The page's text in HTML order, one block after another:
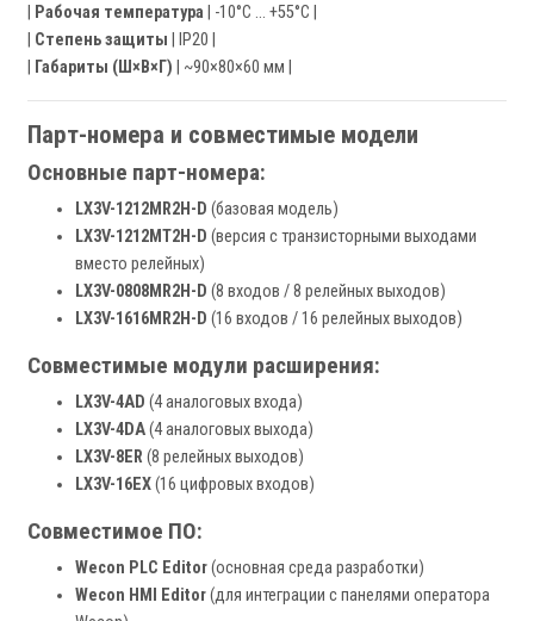
Рабочая температура | -10°C … +55°C |
Степень защиты | IP20 |
Габариты (Ш×В×Г) | ~90×80×60 мм |
Парт-номера и совместимые модели
Основные парт-номера:
LX3V-1212MR2H-D (базовая модель)
LX3V-1212MT2H-D (версия с транзисторными выходами
вместо релейных)
LX3V-0808MR2H-D (8 входов / 8 релейных выходов)
LX3V-1616MR2H-D (16 входов / 16 релейных выходов)
Совместимые модули расширения:
LX3V-4AD (4 аналоговых входа)
LX3V-4DA(4 аналоговых выхода)
LX3V-8ER (8 релейных выходов)
LX3V-16EX(16 цифровых входов)
Совместимое ПО:
Wecon PLC Editor(основная среда разработки)
Wecon HMI Editor(для интеграции с панелями оператора